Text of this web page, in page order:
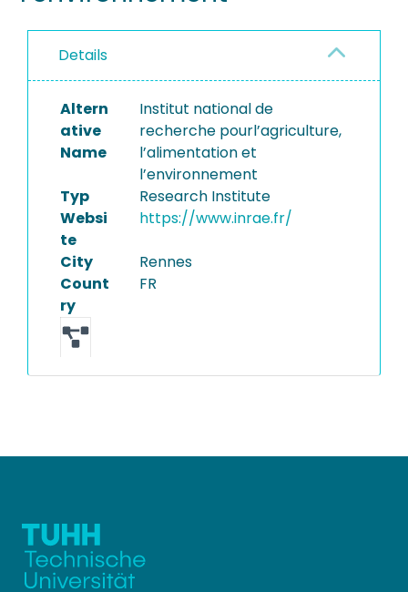
Details
Altern
ative
Name
Institut national de
recherche pourl’agriculture,
l’alimentation et
l’environnement
Typ
Research Institute
Websi
te
https://www.inrae.fr/
City
Rennes
Count
ry
FR